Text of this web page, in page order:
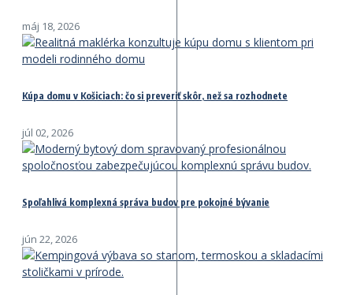
máj 18, 2026
Kúpa domu v Košiciach: čo si preveriť skôr, než sa rozhodnete
júl 02, 2026
Spoľahlivá komplexná správa budov pre pokojné bývanie
jún 22, 2026